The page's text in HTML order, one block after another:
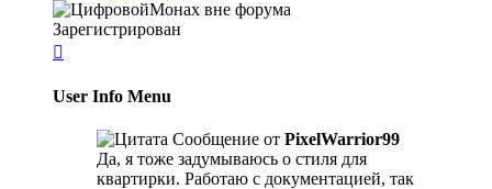
Зарегистрирован

User Info Menu
Сообщение от PixelWarrior99
Да, я тоже задумываюсь о стиля для
квартирки. Работаю с документацией, так